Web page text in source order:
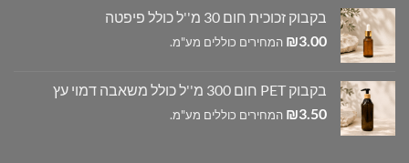
בקבוק זכוכית חום 30 מ''ל כולל פיפטה
₪3.00 המחירים כוללים מע"מ.
בקבוק PET חום 300 מ''ל כולל משאבה דמוי עץ
₪3.50 המחירים כוללים מע"מ.